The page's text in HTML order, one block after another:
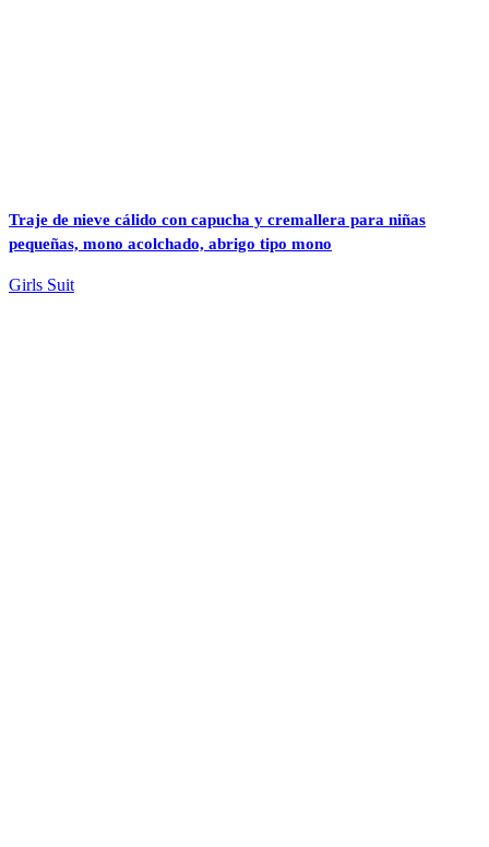
Traje de nieve cálido con capucha y cremallera para niñas
pequeñas, mono acolchado, abrigo tipo mono
Girls Suit